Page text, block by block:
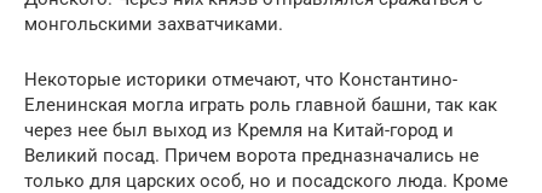
монгольскими захватчиками.
Некоторые историки отмечают, что Константино-
Еленинская могла играть роль главной башни, так как
через нее был выход из Кремля на Китай-город и
Великий посад. Причем ворота предназначались не
только для царских особ, но и посадского люда. Кроме